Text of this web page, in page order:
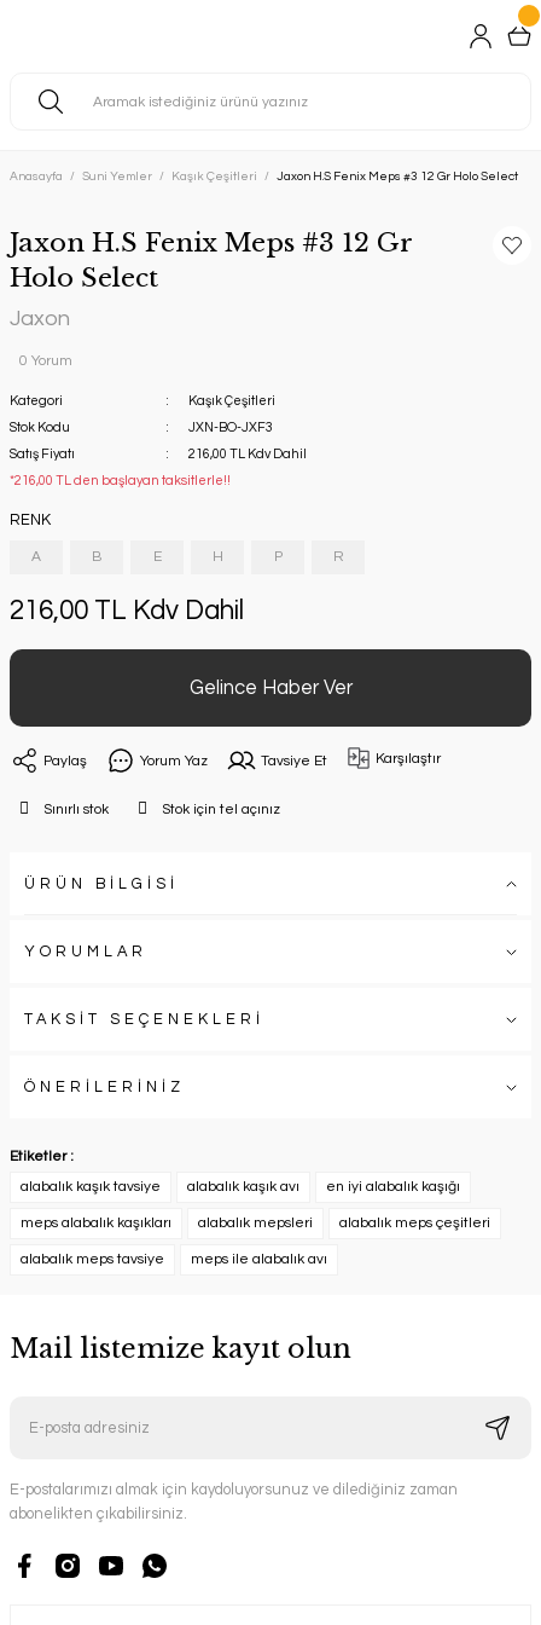
Anasayfa Suni Yemler Kaşık Çeşitleri Jaxon H.S Fenix Meps #3 12 Gr Holo Select
Jaxon H.S Fenix Meps #3 12 Gr
Holo Select
Jaxon
0 Yorum
Kategori
Kaşık Çeşitleri
Stok Kodu
JXN-BO-JXF3
Satış Fiyatı
216,00 TL Kdv Dahil
*216,00 TL den başlayan taksitlerle!!
RENK
A B E H P R
216,00 TL Kdv Dahil
Gelince Haber Ver
Paylaş Yorum Yaz Tavsiye Et Karşılaştır
Sınırlı stok Stok için tel açınız
ÜRÜN BİLGİSİ
YORUMLAR
TAKSİT SEÇENEKLERİ
ÖNERİLERİNİZ
Etiketler :
alabalık kaşık tavsiye
alabalık kaşık avı en iyi alabalık kaşığı
meps alabalık kaşıkları alabalık mepsleri alabalık meps çeşitleri
alabalık meps tavsiye meps ile alabalık avı
Mail listemize kayıt olun
E-postalarımızı almak için kaydoluyorsunuz ve dilediğiniz zaman
abonelikten çıkabilirsiniz.